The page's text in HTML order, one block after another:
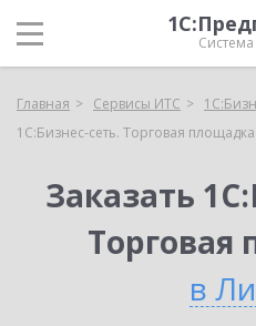
Главная Сервисы ИТС
1С:Бизнес-сеть. Торговая площадка
Заказать
Торговая
в